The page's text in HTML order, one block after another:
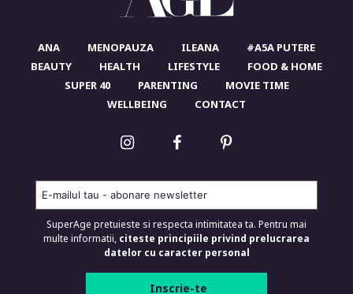
ANA MENOPAUZA ILEANA
#A5A PUTERE
BEAUTY
HEALTH LIFESTYLE
FOOD & HOME
SUPER 40
PARENTING
MOVIE TIME
WELLBEING
CONTACT
SuperAge pretuieste si respecta intimitatea ta. Pentru mai
multe informatii, citeste principiile privind prelucrarea
datelor cu caracter personal